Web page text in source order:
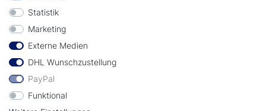
geprüft durch
Statistik
Marketing
Externe Medien
DHL Wunschzustellung
PayPal
Funktional